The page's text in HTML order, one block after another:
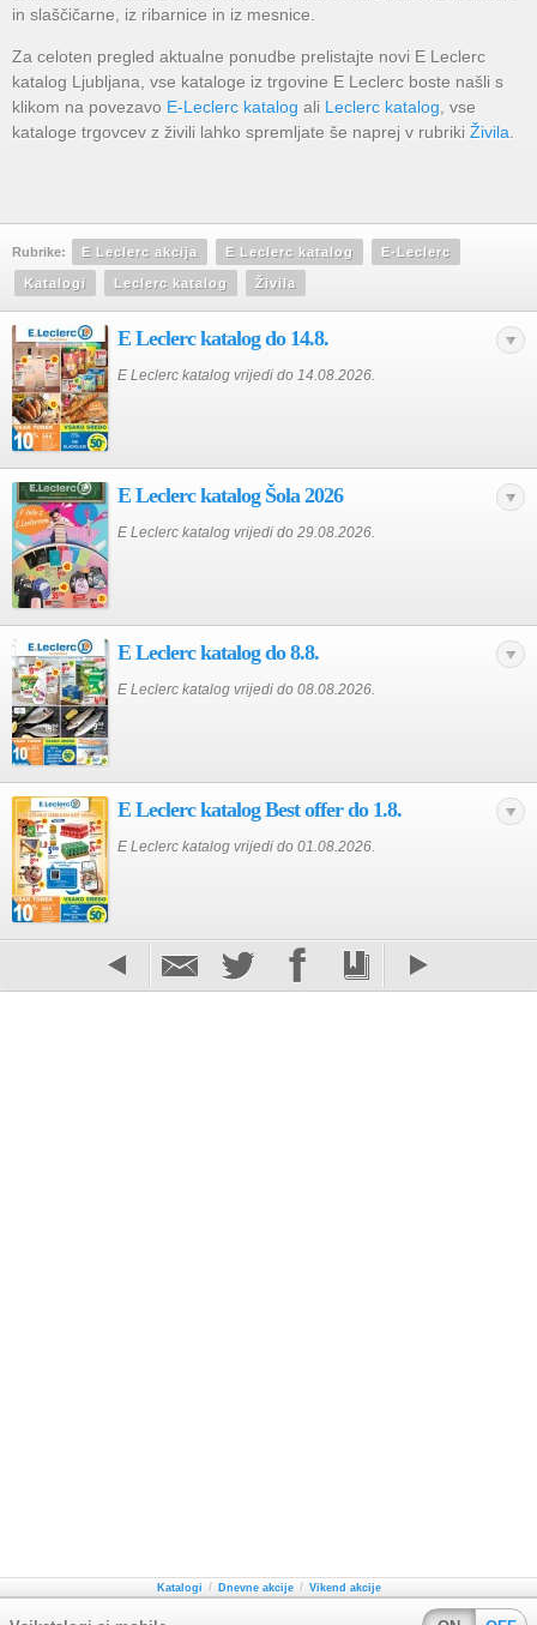
in slaščičarne, iz ribarnice in iz mesnice.
Za celoten pregled aktualne ponudbe prelistajte novi E Leclerc
katalog Ljubljana, vse kataloge iz trgovine E Leclerc boste našli s
klikom na povezavo E-Leclerc katalog ali Leclerc katalog , vse
kataloge trgovcev z živili lahko spremljate še naprej v rubriki Živila
Rubrike: E Leclerc akcija E Leclerc katalog E-Leclerc
Katalogi Leclerc katalog Živila
E Leclerc katalog do 14.8.
E Leclerc katalog vrijedi do 14.08.2026.
E Leclerc katalog Šola 2026
E Leclerc katalog vrijedi do 29.08.2026.
E Leclerc katalog do 8.8.
E Leclerc katalog vrijedi do 08.08.2026.
E Leclerc katalog Best offer do 1.8.
E Leclerc katalog vrijedi do 01.08.2026.
Katalogi / Dnevne akcije / Vikend akcije